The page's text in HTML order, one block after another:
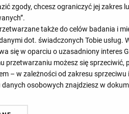
30'
39'40'
46'46' 46'
SKŁADY
zgody, chcesz ograniczyć jej zakres
także do celów badania i
dot. świadczonych Tobie
się w oparciu o uzasadniony interes
przetwarzaniu możesz się sprzeciwić,
– w zależności od zakresu
osobowych znajdziesz w